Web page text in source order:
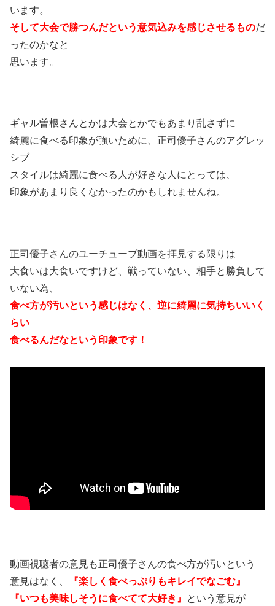
います。
そして大会で勝つんだという意気込みを感じさせるものだ
ったのかなと
思います。
ギャル曽根さんとかは大会とかでもあまり乱さずに
綺麗に食べる印象が強いために、正司優子さんのアグレッ
シブ
スタイルは綺麗に食べる人が好きな人にとっては、
印象があまり良くなかったのかもしれませんね。
正司優子さんのユーチューブ動画を拝見する限りは
大食いは大食いですけど、戦っていない、相手と勝負して
いない為、
食べ方が汚いという感じはなく、逆に綺麗に気持ちいいく
らい
食べるんだなという印象です！
動画視聴者の意見も正司優子さんの食べ方が汚いという
意見はなく、
『楽しく食べっぷりもキレイでなごむ』
『いつも美味しそうに食べてて大好き』 という意見が